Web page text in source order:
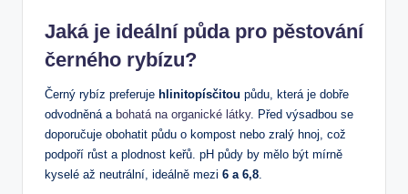
Jaká je ideální půda pro pěstování
černého rybízu?
Černý rybíz preferuje hlinitopísčitou půdu, která je dobře
odvodněná a bohatá na organické látky. Před výsadbou se
doporučuje obohatit půdu o kompost nebo zralý hnoj, což
podpoří růst a plodnost keřů. pH půdy by mělo být mírně
kyselé až neutrální, ideálně mezi 6 a 6,8